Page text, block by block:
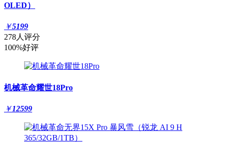
OLED）
￥5199
278人评分
100%好评
机械革命耀世18Pro
￥12599